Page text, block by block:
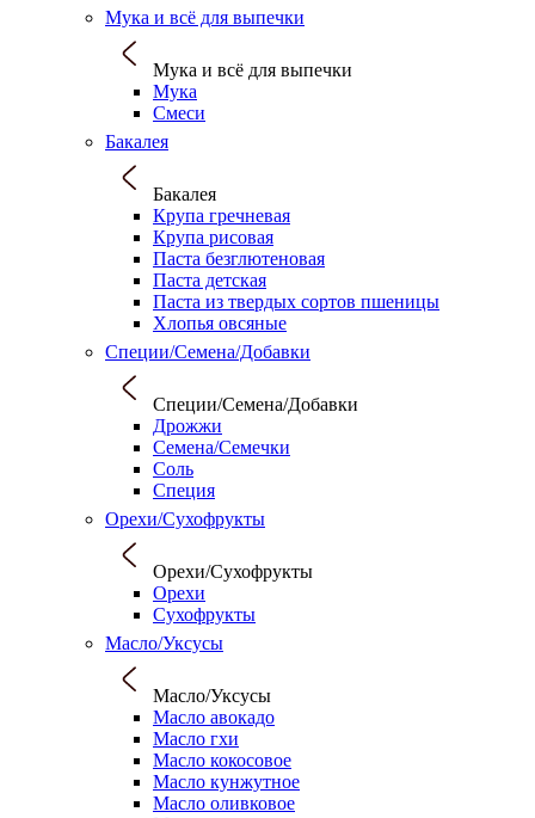
Мука и всё для выпечки
Мука и всё для выпечки
Мука
Смеси
Бакалея
Бакалея
Крупа гречневая
Крупа рисовая
Паста безглютеновая
Паста детская
Паста из твердых сортов пшеницы
Хлопья овсяные
Специи/Семена/Добавки
Специи/Семена/Добавки
Дрожжи
Семена/Семечки
Соль
Специя
Орехи/Сухофрукты
Орехи/Сухофрукты
Орехи
Сухофрукты
Масло/Уксусы
Масло/Уксусы
Масло авокадо
Масло гхи
Масло кокосовое
Масло кунжутное
Масло оливковое